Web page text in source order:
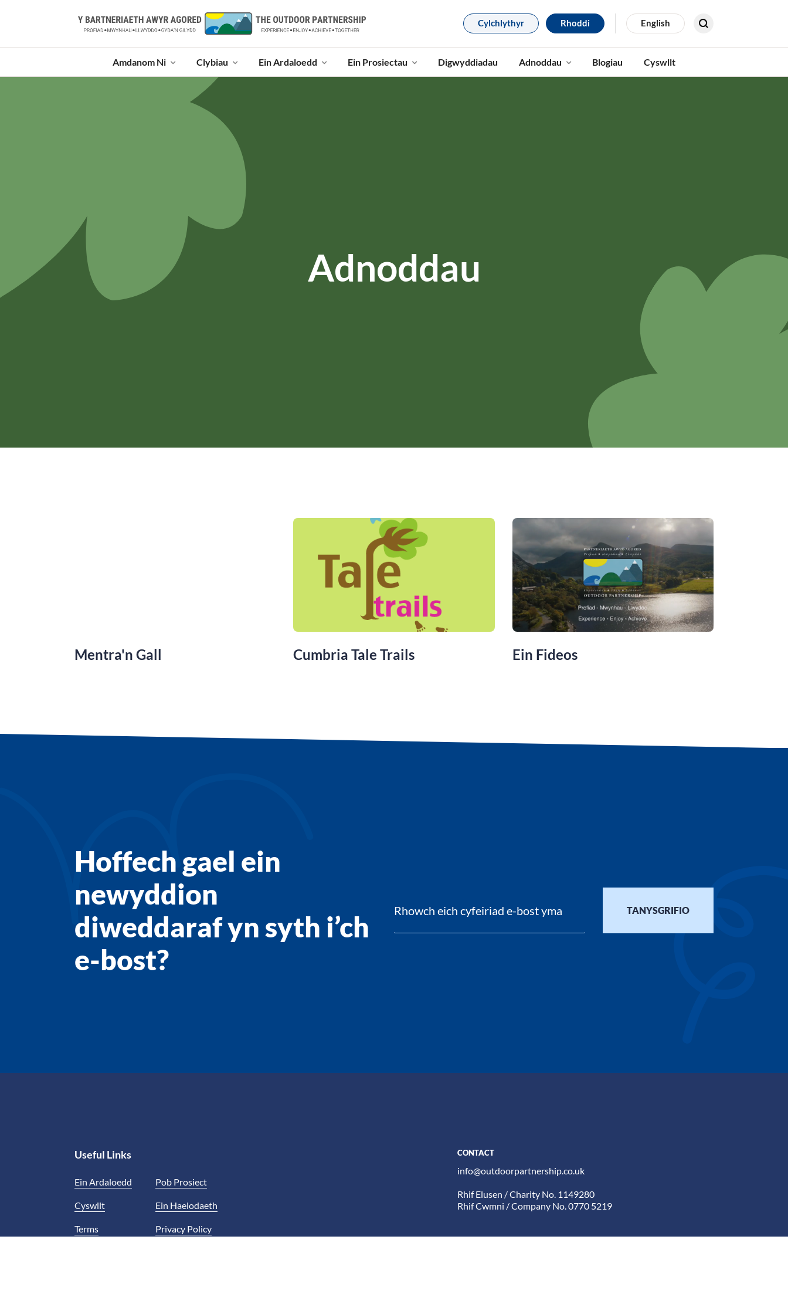
Cylchlythyr Rhoddi English
Amdanom Ni Clybiau Ein Ardaloedd Ein Prosiectau Digwyddiadau Adnoddau Blogiau Cyswllt
Adnoddau
Mentra'n Gall Cumbria Tale Trails Ein Fideos
Hoffech gael ein
newyddion
diweddaraf yn syth i’ch
e-bost?
Useful Links
Ein Ardaloedd
Cyswllt
Terms
Pob Prosiect
Ein Haelodaeth
Privacy Policy
CONTACT
info@outdoorpartnership.co.uk
Rhif Elusen / Charity No. 1149280
Rhif Cwmni / Company No. 0770 5219